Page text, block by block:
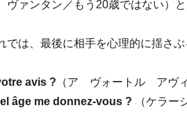
ァンタン／もう20歳ではない）と
では、最後に相手を心理的に揺さ
avis ? （ア ヴォートル アヴィ
âge me donnez-vous ?
（ケラ